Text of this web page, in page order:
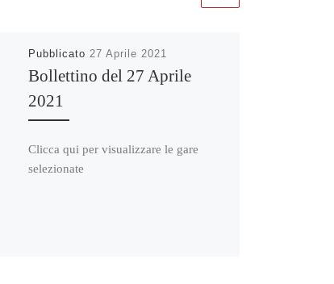
Pubblicato 27 Aprile 2021
Bollettino del 27 Aprile
2021
Clicca qui per visualizzare le gare
selezionate